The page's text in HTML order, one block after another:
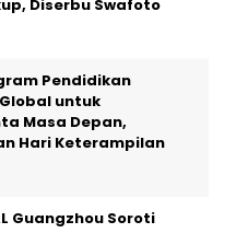
Diserbu Swafoto
Pendidikan
untuk
Masa Depan,
Hari Keterampilan
Guangzhou Soroti